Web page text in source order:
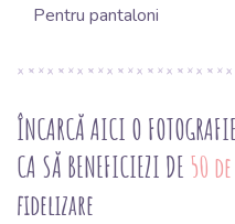
Pentru pantaloni
ÎNCARCĂ AICI O FOTOGRAFIE
CA SĂ BENEFICIEZI DE 50
fidelizare